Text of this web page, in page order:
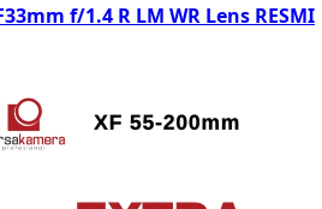
f/1.4 R LM WR Lens RESMI